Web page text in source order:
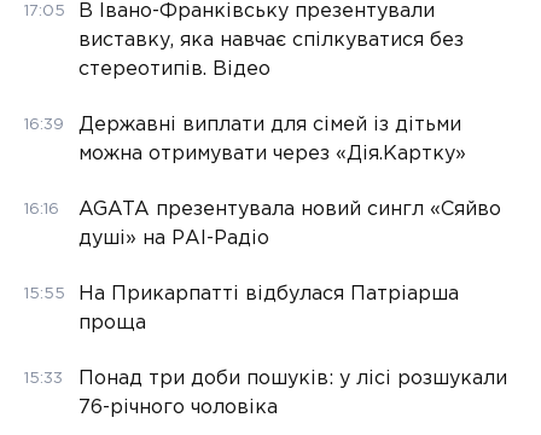
17:05
В Івано-Франківську презентували
виставку, яка навчає спілкуватися без
стереотипів. Відео
16:39
Державні виплати для сімей із дітьми
можна отримувати через «Дія.Картку»
16:16
AGATA презентувала новий сингл «Сяйво
душі» на РАІ-Радіо
15:55
На Прикарпатті відбулася Патріарша
проща
15:33
Понад три доби пошуків: у лісі розшукали
76-річного чоловіка